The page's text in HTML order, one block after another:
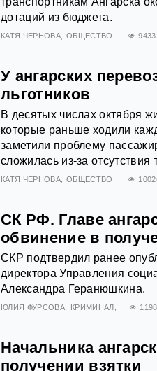
дотаций из бюджета.
КАТЯ ЧЕРНОВА ОБЩЕСТВО 9433
У ангарских
льготников
В десятых числах октября
которые раньше ходили
заметили проблему
сложилась из-за
КАТЯ ЧЕРНОВА ОБЩЕСТВО
СК РФ. Главе
обвинение в
СКР подтвердил ранее
директора Управления
Александра Геранюшкина.
ЮЛИЯ ФУРСОВА КРИМИНАЛ
Начальника
получении взятки